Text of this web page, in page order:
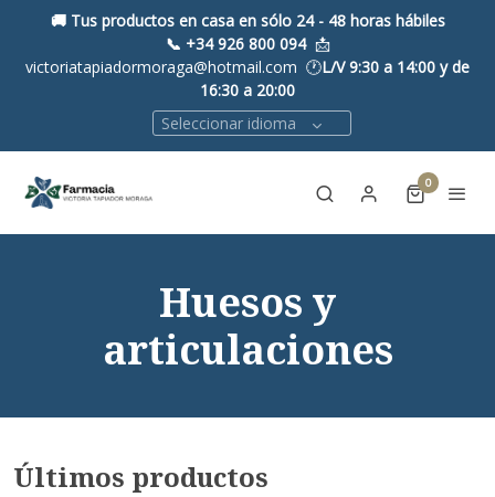
🚚 Tus productos en casa en sólo 24 - 48 horas hábiles
📞 +34 926 800 094 📩
victoriatapiadormoraga@hotmail.com 🕐L/V 9:30 a 14:00 y de
16:30 a 20:00
Seleccionar idioma
0
Huesos y
articulaciones
Últimos productos